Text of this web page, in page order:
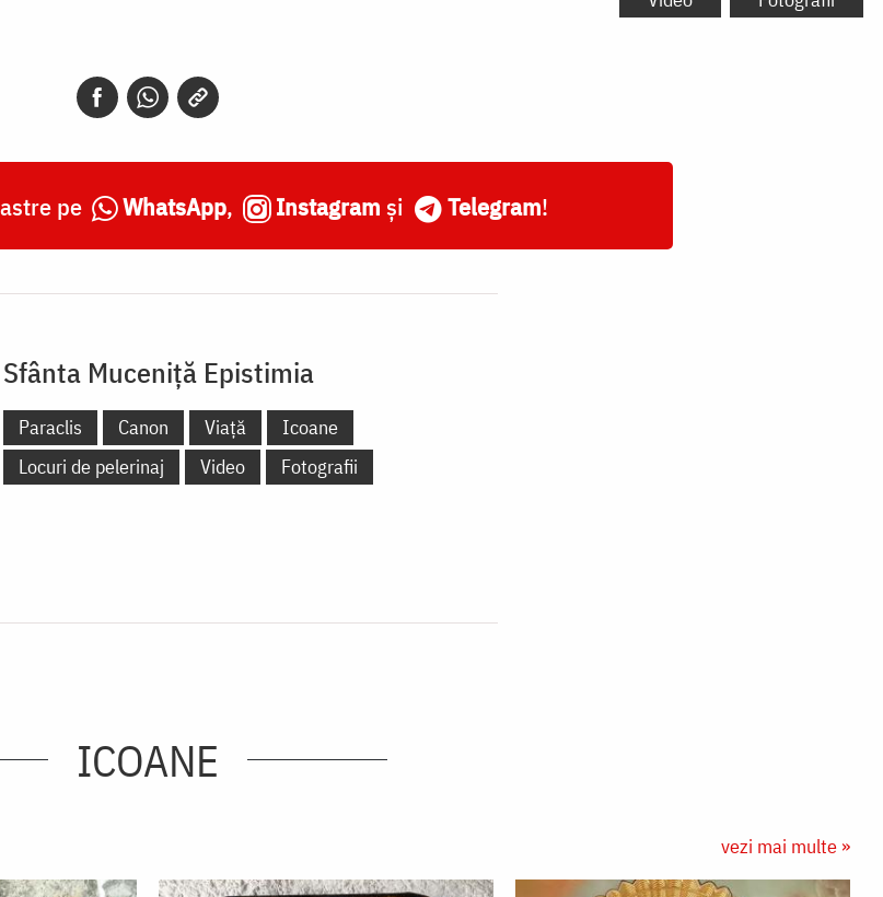
pe WhatsApp, Instagram și Telegram!
Sfânta Muceniță Epistimia
Paraclis Canon Viață
Icoane
Locuri de pelerinaj
Video Fotografii
ICOANE
vezi mai multe »